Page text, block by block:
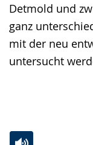
Detmold und
ganz
mit der neu
untersucht